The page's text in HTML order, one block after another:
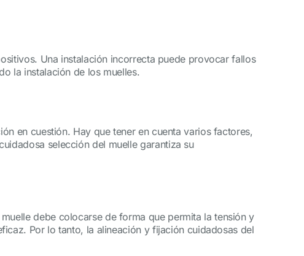
Una instalación incorrecta puede provocar fallos
la instalación de los muelles.
en cuestión. Hay que tener en cuenta varios factores,
selección del muelle garantiza su
debe colocarse de forma que permita la tensión y
Por lo tanto, la alineación y fijación cuidadosas del